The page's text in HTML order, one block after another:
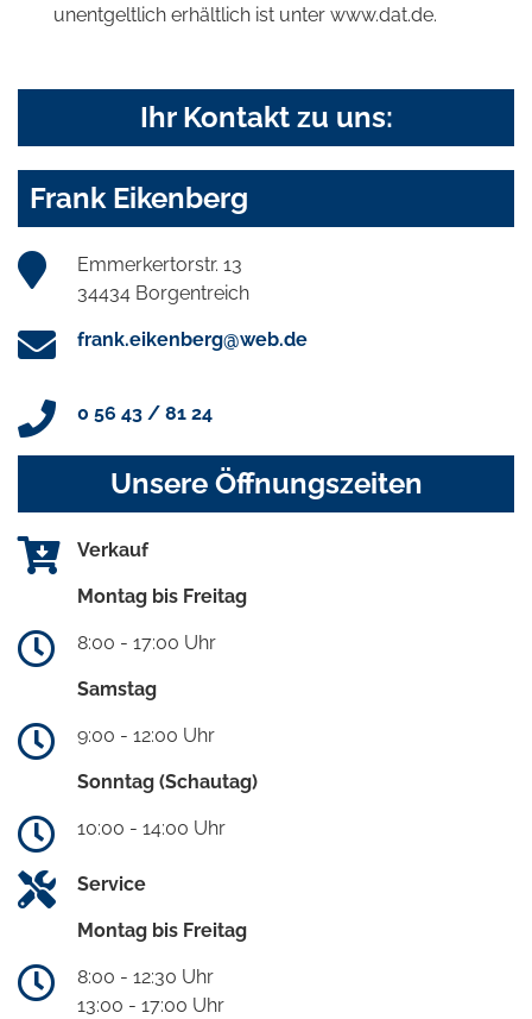
unentgeltlich erhältlich ist unter www.dat.de.
Ihr Kontakt zu uns:
Frank Eikenberg
Emmerkertorstr. 13
34434 Borgentreich
frank.eikenberg@web.de
0 56 43 / 81 24
Unsere Öffnungszeiten
Verkauf
Montag bis Freitag
8:00 - 17:00 Uhr
Samstag
9:00 - 12:00 Uhr
Sonntag (Schautag)
10:00 - 14:00 Uhr
Service
Montag bis Freitag
8:00 - 12:30 Uhr
13:00 - 17:00 Uhr